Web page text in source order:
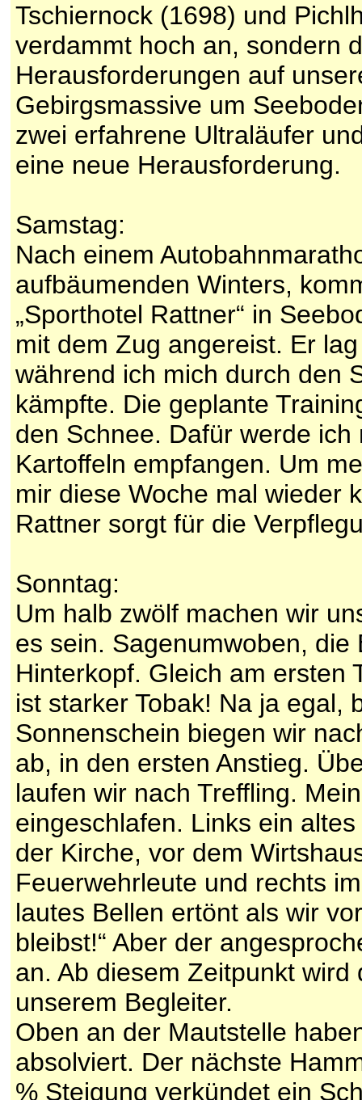
Tschiernock (1698) und
verdammt hoch an, sondern
Herausforderungen auf
Gebirgsmassive um
zwei erfahrene Ultraläufer
eine neue Herausforderung.
Samstag:
Nach einem
aufbäumenden Winters,
„Sporthotel Rattner“ in
mit dem Zug angereist. Er
während ich mich durch den
kämpfte. Die geplante
den Schnee. Dafür werde
Kartoffeln empfangen. Um
mir diese Woche mal wieder
Rattner sorgt für die
Sonntag:
Um halb zwölf machen wir
es sein. Sagenumwoben,
Hinterkopf. Gleich am ersten
ist starker Tobak! Na ja egal,
Sonnenschein biegen wir
ab, in den ersten Anstieg.
laufen wir nach Treffling.
eingeschlafen. Links ein
der Kirche, vor dem
Feuerwehrleute und rechts
lautes Bellen ertönt als wir
bleibst!“ Aber der
an. Ab diesem Zeitpunkt
unserem Begleiter.
Oben an der Mautstelle
absolviert. Der nächste
% Steigung verkündet ein